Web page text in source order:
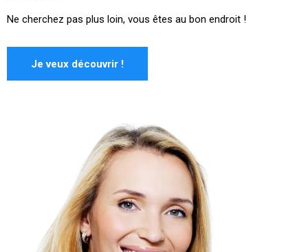
Ne cherchez pas plus loin, vous êtes au bon endroit !
Je veux découvrir !